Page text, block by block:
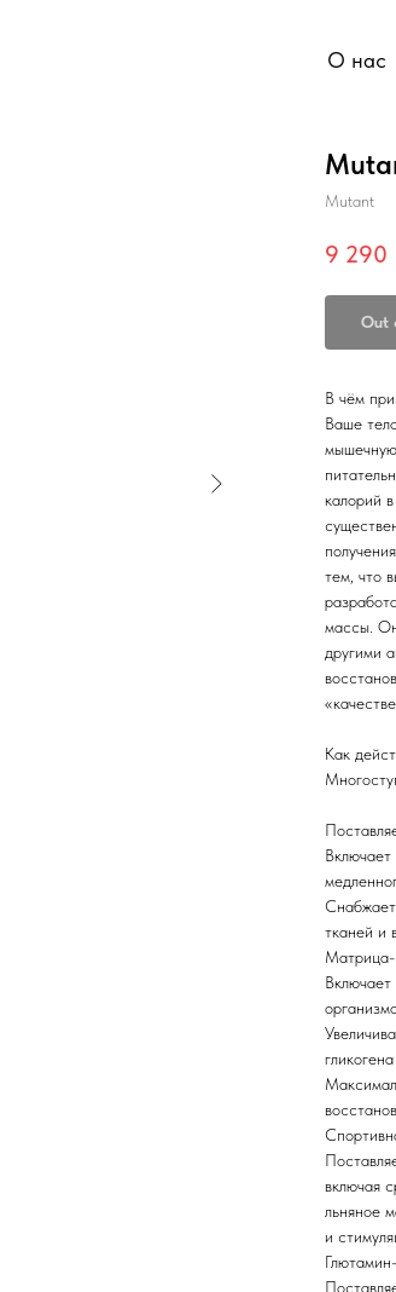
О нас
Mutant
9 290
Out
В чём
Ваше
мышечную
калорий
тем, что
массы.
другими
Как
тканей и
Матрица-
Включает
включая
льняное
и